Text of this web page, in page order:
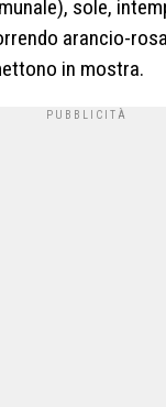
sole,
arancio-
in mostra.